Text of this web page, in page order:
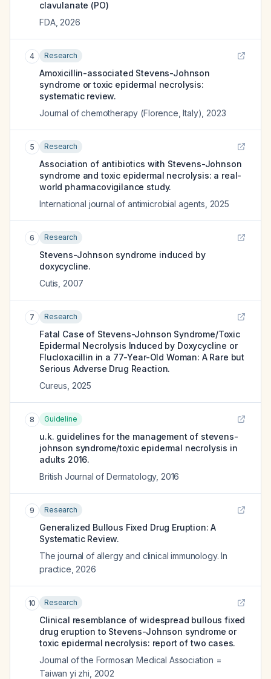
clavulanate (PO)
FDA, 2026
4 Research
Amoxicillin-associated Stevens-Johnson
syndrome or toxic epidermal necrolysis:
systematic review.
Journal of chemotherapy (Florence, Italy) 2023
5 Research
Association of antibiotics with Stevens-Johnson
syndrome and toxic epidermal necrolysis: a real-
world pharmacovigilance study.
International journal of antimicrobial agents 2025
6 Research
Stevens-Johnson syndrome induced by
doxycycline.
Cutis 2007
7 Research
Fatal Case of Stevens-Johnson Syndrome/Toxic
Epidermal Necrolysis Induced by Doxycycline or
Flucloxacillin in a 77-Year-Old Woman: A Rare but
Serious Adverse Drug Reaction.
Cureus 2025
8 Guideline
u.k. guidelines for the management of stevens-
johnson syndrome/toxic epidermal necrolysis in
adults 2016.
British Journal of Dermatology, 2016
9 Research
Generalized Bullous Fixed Drug Eruption: A
Systematic Review.
The journal of allergy and clinical immunology. In
practice 2026
10 Research
Clinical resemblance of widespread bullous fixed
drug eruption to Stevens-Johnson syndrome or
toxic epidermal necrolysis: report of two cases.
Journal of the Formosan Medical Association =
Taiwan yi zhi 2002